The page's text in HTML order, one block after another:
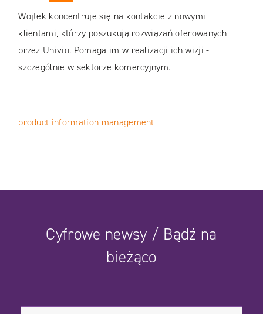
Wojtek koncentruje się na kontakcie z nowymi
klientami, którzy poszukują rozwiązań oferowanych
przez Univio. Pomaga im w realizacji ich wizji -
szczególnie w sektorze komercyjnym.
product information management
Cyfrowe newsy / Bądź na
bieżąco